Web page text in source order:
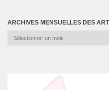
ARCHIVES MENSUELLES DES
Archives